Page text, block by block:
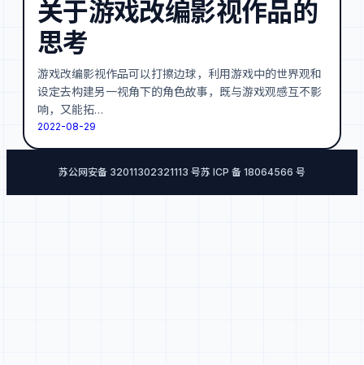
关于游戏改编影视作品的
思考
游戏改编影视作品可以打擦边球，利用游戏中的世界观和
设定去构建另一视角下的角色故事，既与游戏观感互不影
响，又能拓…
2022-08-29
苏公网安备 32011302321113 号苏 ICP 备 18064566 号